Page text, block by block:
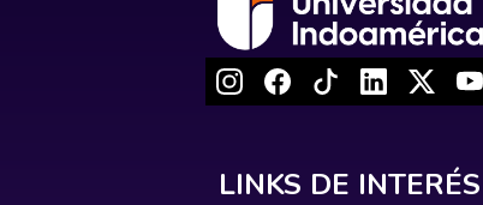
LINKS DE INTERÉS